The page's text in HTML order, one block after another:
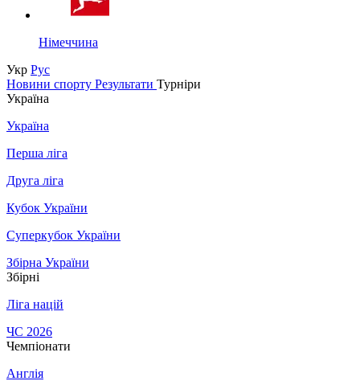
Німеччина
Укр Рус
Новини спорту Результати Турніри
Україна
Україна
Перша ліга
Друга ліга
Кубок України
Суперкубок України
Збірна України
Збірні
Ліга націй
ЧС 2026
Чемпіонати
Англія